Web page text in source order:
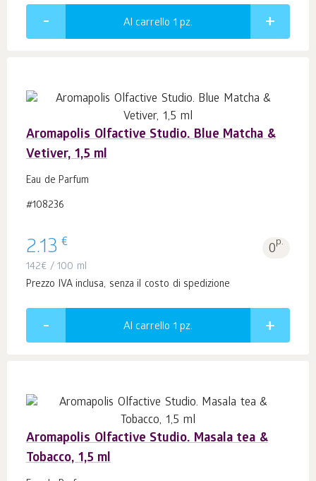
Al carrello 1 pz.
Aromapolis Olfactive Studio. Blue Matcha &
Vetiver, 1,5 ml
Eau de Parfum
#108236
2.13 € 0p.
142€ / 100 ml
Prezzo IVA inclusa, senza il costo di spedizione
Al carrello 1 pz.
Aromapolis Olfactive Studio. Masala tea &
Tobacco, 1,5 ml